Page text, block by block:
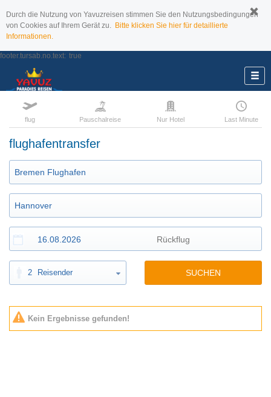
Durch die Nutzung von Yavuzreisen stimmen Sie den Nutzungsbedingungen
von Cookies auf Ihrem Gerät zu. Bitte klicken Sie hier für detaillierte
Informationen.
footer.tursab.no.text: true
flug Pauschalreise Nur Hotel Last Minute
flughafentransfer
2 Reisender SUCHEN
Kein Ergebnisse gefunden!